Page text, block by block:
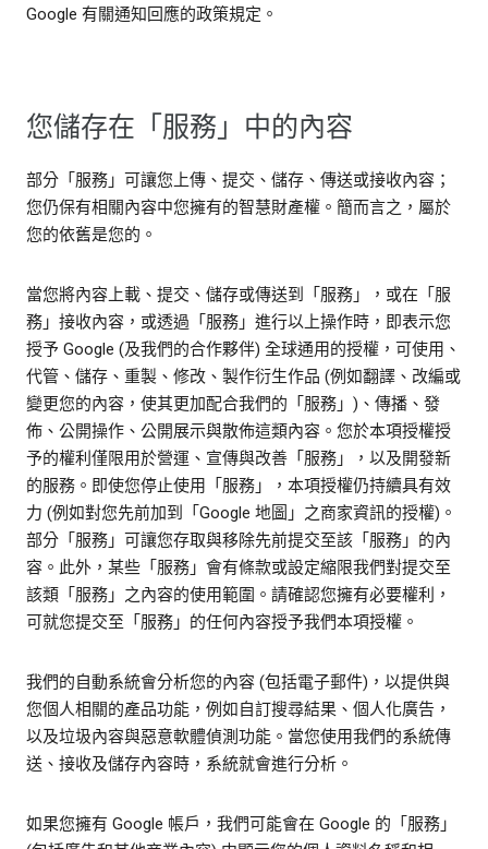
Google 有關通知回應的政策規定。
您儲存在「服務」中的內容
部分「服務」可讓您上傳、提交、儲存、傳送或接收內容；
您仍保有相關內容中您擁有的智慧財產權。簡而言之，屬於
您的依舊是您的。
當您將內容上載、提交、儲存或傳送到「服務」，或在「服
務」接收內容，或透過「服務」進行以上操作時，即表示您
授予 Google (及我們的合作夥伴) 全球通用的授權，可使用、
代管、儲存、重製、修改、製作衍生作品 (例如翻譯、改編或
變更您的內容，使其更加配合我們的「服務」)、傳播、發
佈、公開操作、公開展示與散佈這類內容。您於本項授權授
予的權利僅限用於營運、宣傳與改善「服務」，以及開發新
的服務。即使您停止使用「服務」，本項授權仍持續具有效
力 (例如對您先前加到「Google 地圖」之商家資訊的授權)。
部分「服務」可讓您存取與移除先前提交至該「服務」的內
容。此外，某些「服務」會有條款或設定縮限我們對提交至
該類「服務」之內容的使用範圍。請確認您擁有必要權利，
可就您提交至「服務」的任何內容授予我們本項授權。
我們的自動系統會分析您的內容 (包括電子郵件)，以提供與
您個人相關的產品功能，例如自訂搜尋結果、個人化廣告，
以及垃圾內容與惡意軟體偵測功能。當您使用我們的系統傳
送、接收及儲存內容時，系統就會進行分析。
如果您擁有 Google 帳戶，我們可能會在 Google 的「服務」